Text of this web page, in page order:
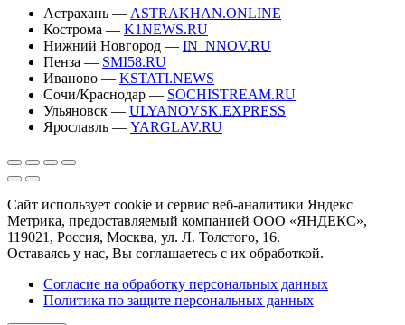
Астрахань — ASTRAKHAN.ONLINE
Кострома — K1NEWS.RU
Нижний Новгород — IN_NNOV.RU
Пенза — SMI58.RU
Иваново — KSTATI.NEWS
Сочи/Краснодар — SOCHISTREAM.RU
Ульяновск — ULYANOVSK.EXPRESS
Ярославль — YARGLAV.RU
Сайт использует cookie и сервис веб-аналитики Яндекс
Метрика, предоставляемый компанией ООО «ЯНДЕКС»,
119021, Россия, Москва, ул. Л. Толстого, 16.
Оставаясь у нас, Вы соглашаетесь с их обработкой.
Согласие на обработку персональных данных
Политика по защите персональных данных